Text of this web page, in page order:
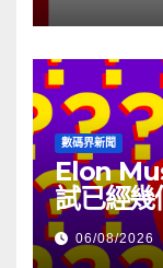
數碼界新聞
Elon
試已經幾
06/08/2026